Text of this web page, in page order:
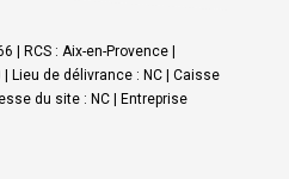
RCS : Aix-en-Provence |
Lieu de délivrance : NC | Caisse
du site : NC |
Entreprise